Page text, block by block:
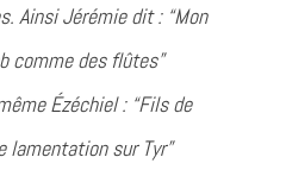
Ainsi Jérémie dit : “Mon
comme des flûtes”
Ézéchiel : “Fils de
lamentation sur Tyr”